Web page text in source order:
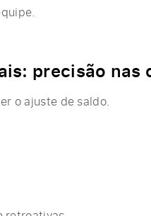
precisão nas
o ajuste de saldo.